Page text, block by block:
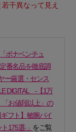
干異なって見え
ボナベンチュ
番名品を徹底調
ー厳選・センス
DIGITAL -【1万
「お値段以上」の
ギフト】敏腕バイ
175選-」 をご覧